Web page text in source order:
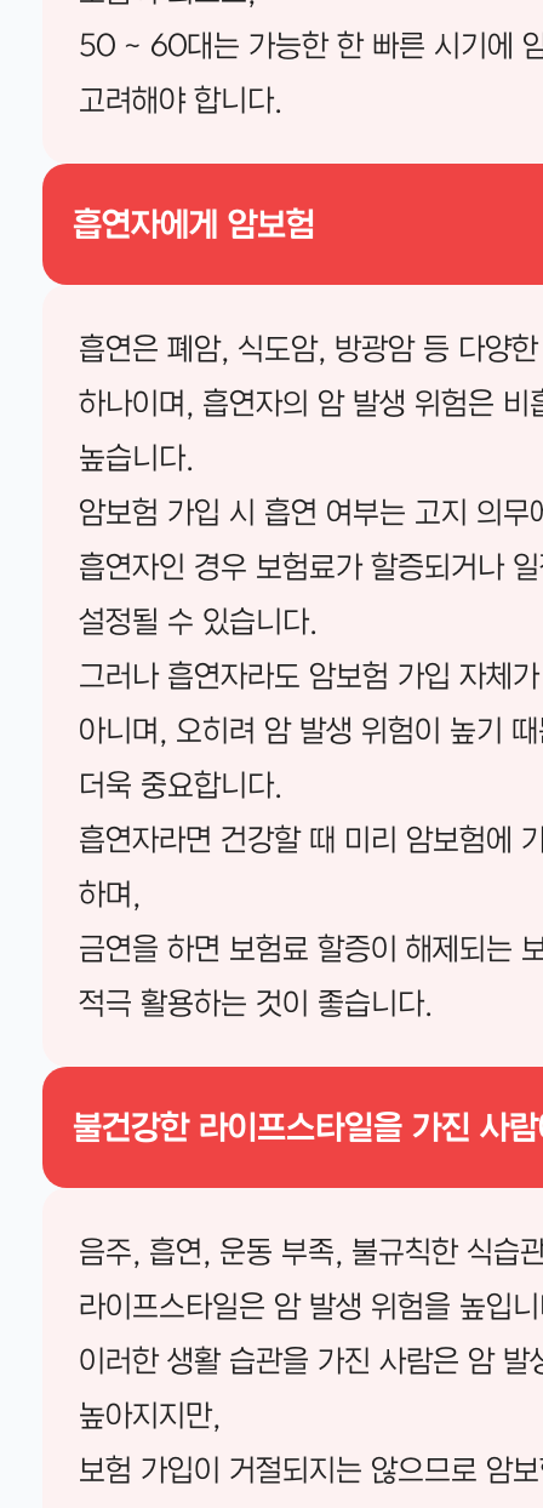
50 ~ 60대는 가능한 한 빠른 시기에
고려해야 합니다.
흡연자에게 암보험
흡연은 폐암, 식도암, 방광암 등 다양
하나이며, 흡연자의 암 발생 위험은 비
높습니다.
암보험 가입 시 흡연 여부는 고지 의무
흡연자인 경우 보험료가 할증되거나
설정될 수 있습니다.
그러나 흡연자라도 암보험 가입 자체
아니며, 오히려 암 발생 위험이 높기
더욱 중요합니다.
흡연자라면 건강할 때 미리 암보험에
하며,
금연을 하면 보험료 할증이 해제되는
적극 활용하는 것이 좋습니다.
불건강한 라이프스타일을 가진 사
음주, 흡연, 운동 부족, 불규칙한 식습
라이프스타일은 암 발생 위험을 높입
이러한 생활 습관을 가진 사람은 암 발
높아지지만,
보험 가입이 거절되지는 않으므로 암